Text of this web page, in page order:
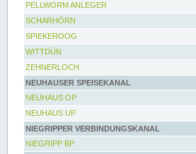
PELLWORM ANLEGER
SCHARHÖRN
SPIEKEROOG
WITTDÜN
ZEHNERLOCH
NEUHAUSER SPEISEKANAL
NEUHAUS OP
NEUHAUS UP
NIEGRIPPER VERBINDUNGSKANAL
NIEGRIPP BP